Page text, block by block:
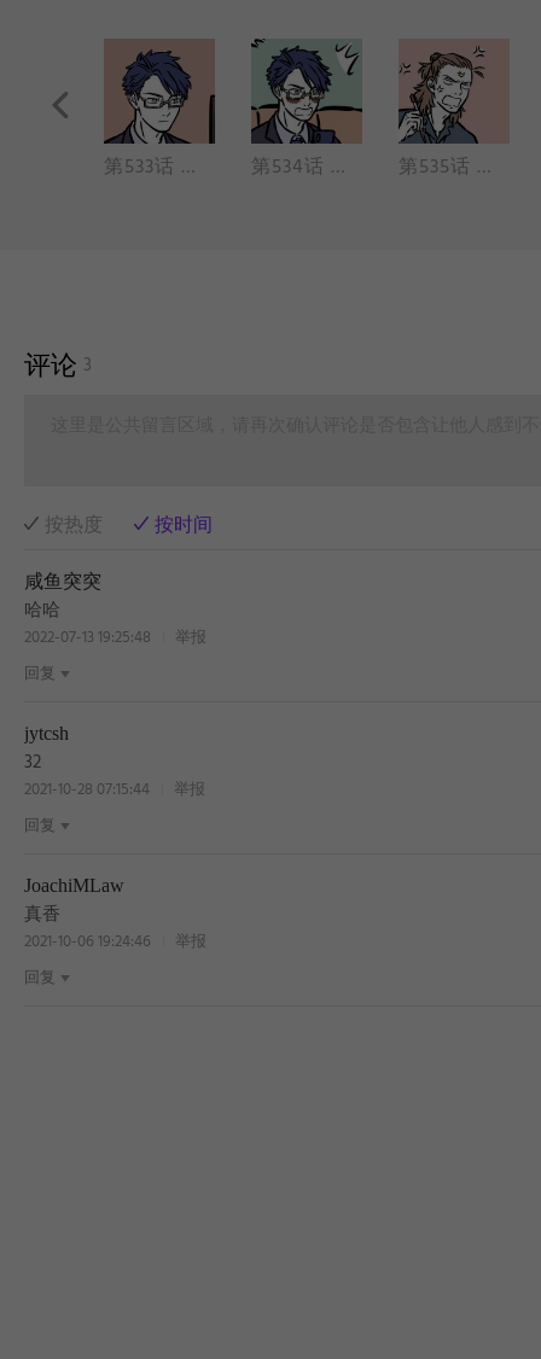
第533话 尺有所短，寸有所长 。 第534话 下班了，可以开始吐槽了。 第535话 对手的对手就是朋友。
评论 3
按热度 按时间
咸鱼突突
哈哈
2022-07-13 19:25:48
举报
回复
jytcsh
32
2021-10-28 07:15:44
举报
回复
JoachiMLaw
真香
2021-10-06 19:24:46
举报
回复